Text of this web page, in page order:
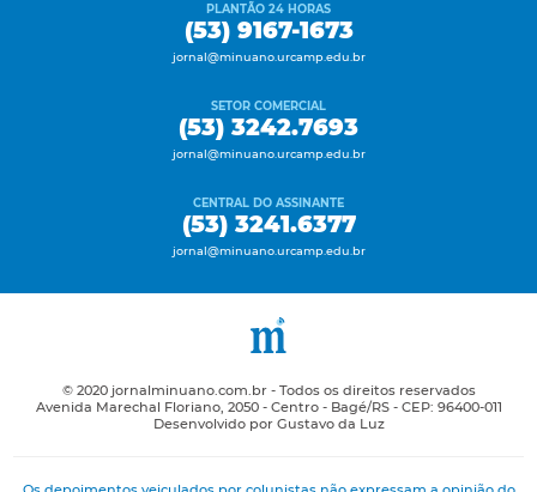
PLANTÃO 24 HORAS
(53) 9167-1673
jornal@minuano.urcamp.edu.br
SETOR COMERCIAL
(53) 3242.7693
jornal@minuano.urcamp.edu.br
CENTRAL DO ASSINANTE
(53) 3241.6377
jornal@minuano.urcamp.edu.br
© 2020 jornalminuano.com.br - Todos os direitos reservados
Avenida Marechal Floriano, 2050 - Centro - Bagé/RS - CEP: 96400-011
Desenvolvido por Gustavo da Luz